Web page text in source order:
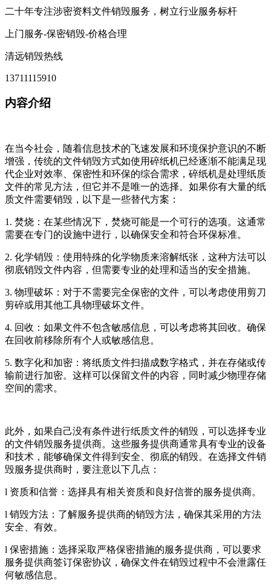
二十年专注涉密资料文件销毁服务，树立行业服务标杆
上门服务-保密销毁-价格合理
清远销毁热线
13711115910
内容介绍
在当今社会，随着信息技术的飞速发展和环境保护意识的不断
增强，传统的文件销毁方式如使用碎纸机已经逐渐不能满足现
代企业对效率、保密性和环保的综合需求，碎纸机是处理纸质
文件的常见方法，但它并不是唯一的选择。如果你有大量的纸
质文件需要销毁，以下是一些替代方案：
1. 焚烧：在某些情况下，焚烧可能是一个可行的选项。这通常
需要在专门的设施中进行，以确保安全和符合环保标准。
2. 化学销毁：使用特殊的化学物质来溶解纸张，这种方法可以
彻底销毁文件内容，但需要专业的处理和适当的安全措施。
3. 物理破坏：对于不需要完全保密的文件，可以考虑使用剪刀
剪碎或用其他工具物理破坏文件。
4. 回收：如果文件不包含敏感信息，可以考虑将其回收。确保
在回收前移除所有个人或敏感信息。
5. 数字化和加密：将纸质文件扫描成数字格式，并在存储或传
输前进行加密。这样可以保留文件的内容，同时减少物理存储
空间的需求。
此外，如果自己没有条件进行纸质文件的销毁，可以选择专业
的文件销毁服务提供商。这些服务提供商通常具有专业的设备
和技术，能够确保文件得到安全、彻底的销毁。在选择文件销
毁服务提供商时，要注意以下几点：
l 资质和信誉：选择具有相关资质和良好信誉的服务提供商。
l 销毁方法：了解服务提供商的销毁方法，确保其采用的方法
安全、有效。
l 保密措施：选择采取严格保密措施的服务提供商，可以要求
服务提供商签订保密协议，确保文件在销毁过程中不会泄露任
何敏感信息。